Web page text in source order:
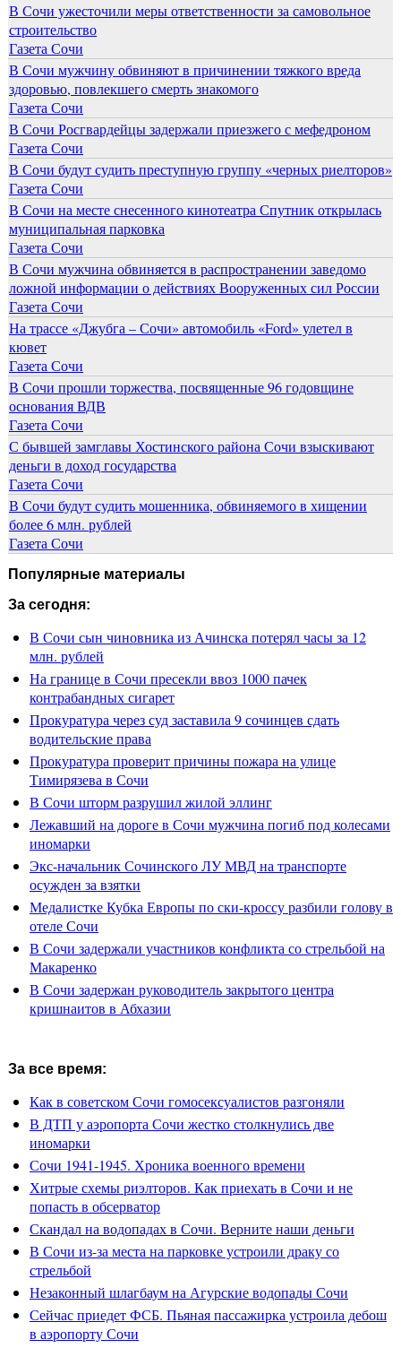
В Сочи ужесточили меры ответственности за самовольное
строительство
Газета Сочи
В Сочи мужчину обвиняют в причинении тяжкого вреда
здоровью, повлекшего смерть знакомого
Газета Сочи
В Сочи Росгвардейцы задержали приезжего с мефедроном
Газета Сочи
В Сочи будут судить преступную группу «черных риелторов»
Газета Сочи
В Сочи на месте снесенного кинотеатра Спутник открылась
муниципальная парковка
Газета Сочи
В Сочи мужчина обвиняется в распространении заведомо
ложной информации о действиях Вооруженных сил России
Газета Сочи
На трассе «Джубга – Сочи» автомобиль «Ford» улетел в
кювет
Газета Сочи
В Сочи прошли торжества, посвященные 96 годовщине
основания ВДВ
Газета Сочи
С бывшей замглавы Хостинского района Сочи взыскивают
деньги в доход государства
Газета Сочи
В Сочи будут судить мошенника, обвиняемого в хищении
более 6 млн. рублей
Газета Сочи
Популярные материалы
За сегодня:
В Сочи сын чиновника из Ачинска потерял часы за 12
млн. рублей
На границе в Сочи пресекли ввоз 1000 пачек
контрабандных сигарет
Прокуратура через суд заставила 9 сочинцев сдать
водительские права
Прокуратура проверит причины пожара на улице
Тимирязева в Сочи
В Сочи шторм разрушил жилой эллинг
Лежавший на дороге в Сочи мужчина погиб под колесами
иномарки
Экс-начальник Сочинского ЛУ МВД на транспорте
осужден за взятки
Медалистке Кубка Европы по ски-кроссу разбили голову в
отеле Сочи
В Сочи задержали участников конфликта со стрельбой на
Макаренко
В Сочи задержан руководитель закрытого центра
кришнаитов в Абхазии
За все время:
Как в советском Сочи гомосексуалистов разгоняли
В ДТП у аэропорта Сочи жестко столкнулись две
иномарки
Сочи 1941-1945. Хроника военного времени
Хитрые схемы риэлторов. Как приехать в Сочи и не
попасть в обсерватор
Скандал на водопадах в Сочи. Верните наши деньги
В Сочи из-за места на парковке устроили драку со
стрельбой
Незаконный шлагбаум на Агурские водопады Сочи
Сейчас приедет ФСБ. Пьяная пассажирка устроила дебош
в аэропорту Сочи